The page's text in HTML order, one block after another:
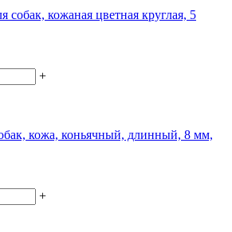
собак, кожаная цветная круглая, 5
+
кожа, коньячный, длинный, 8 мм,
+